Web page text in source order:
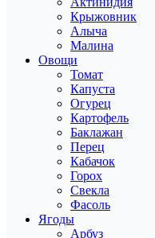
Крыжовник
Алыча
Малина
Овощи
Томат
Капуста
Огурец
Картофель
Баклажан
Перец
Кабачок
Горох
Свекла
Фасоль
Ягоды
Арбуз